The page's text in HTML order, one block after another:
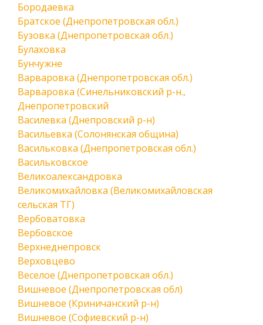
Бородаевка
Братское (Днепропетровская обл.)
Бузовка (Днепропетровская обл.)
Булаховка
Бунчужне
Варваровка (Днепропетровская обл.)
Варваровка (Синельниковский р-н.,
Днепропетровский
Василевка (Днепровский р-н)
Васильевка (Солонянская община)
Васильковка (Днепропетровская обл.)
Васильковское
Великоалександровка
Великомихайловка (Великомихайловская
сельская ТГ)
Вербоватовка
Вербовское
Верхнеднепровск
Верховцево
Веселое (Днепропетровская обл.)
Вишневое (Днепропетровская обл)
Вишневое (Криничанский р-н)
Вишневое (Софиевский р-н)